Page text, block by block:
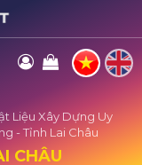
Liệu Xây Dựng Uy
- Tỉnh Lai Châu
CHÂU